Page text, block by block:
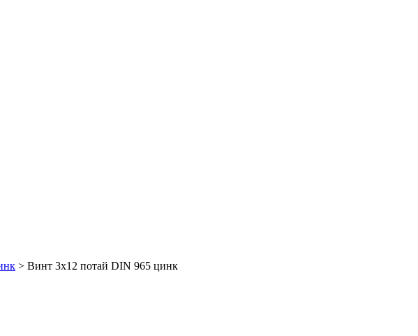
> Винт 3х12 потай DIN 965 цинк